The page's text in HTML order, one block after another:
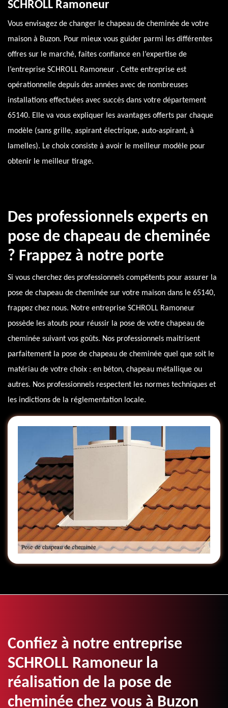
SCHROLL Ramoneur
Vous envisagez de changer le chapeau de cheminée de votre
maison à Buzon. Pour mieux vous guider parmi les différentes
offres sur le marché, faites confiance en l’expertise de
l’entreprise SCHROLL Ramoneur . Cette entreprise est
opérationnelle depuis des années avec de nombreuses
installations effectuées avec succès dans votre département
65140. Elle va vous expliquer les avantages offerts par chaque
modèle (sans grille, aspirant électrique, auto-aspirant, à
lamelles). Le choix consiste à avoir le meilleur modèle pour
obtenir le meilleur tirage.
Des professionnels experts en
pose de chapeau de cheminée
? Frappez à notre porte
Si vous cherchez des professionnels compétents pour assurer la
pose de chapeau de cheminée sur votre maison dans le 65140,
frappez chez nous. Notre entreprise SCHROLL Ramoneur
possède les atouts pour réussir la pose de votre chapeau de
cheminée suivant vos goûts. Nos professionnels maitrisent
parfaitement la pose de chapeau de cheminée quel que soit le
matériau de votre choix : en béton, chapeau métallique ou
autres. Nos professionnels respectent les normes techniques et
les indictions de la réglementation locale.
Confiez à notre entreprise
SCHROLL Ramoneur la
réalisation de la pose de
cheminée chez vous à Buzon